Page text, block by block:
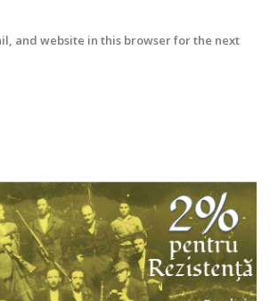
and website in this browser for the next